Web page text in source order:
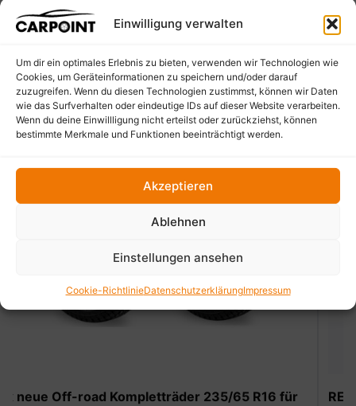
Einwilligung verwalten
Um dir ein optimales Erlebnis zu bieten, verwenden wir Technologien wie
Cookies, um Geräteinformationen zu speichern und/oder darauf
zuzugreifen. Wenn du diesen Technologien zustimmst, können wir Daten
wie das Surfverhalten oder eindeutige IDs auf dieser Website verarbeiten.
Wenn du deine Einwillligung nicht erteilst oder zurückziehst, können
bestimmte Merkmale und Funktionen beeinträchtigt werden.
Akzeptieren
Ablehnen
Einstellungen ansehen
Cookie-RichtlinieDatenschutzerklärungImpressum
REDUST Off-Road Auffahrrampen 10t